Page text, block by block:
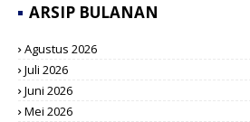
ARSIP BULANAN
Agustus 2026
Juli 2026
Juni 2026
Mei 2026